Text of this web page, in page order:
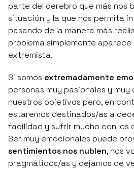
parte del cerebro que más nos
situación y la que nos permita
pasando de la manera más
problema simplemente aparece
extremista.
Si somos extremadamente
personas muy pasionales y
nuestros objetivos pero, en
estaremos destinados/as a
facilidad y sufrir mucho con los
Ser muy emocionales puede
sentimientos nos nublen, nos
pragmáticos/as y dejamos de